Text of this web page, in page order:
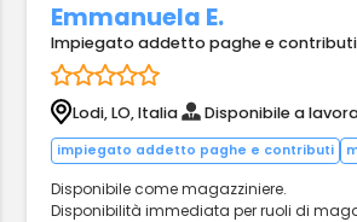
Emmanuela E.
Impiegato addetto paghe e contributi
Lodi, LO, Italia Disponibile a
impiegato addetto paghe e contributi
Disponibile come magazziniere.
Disponibilità immediata per ruoli di